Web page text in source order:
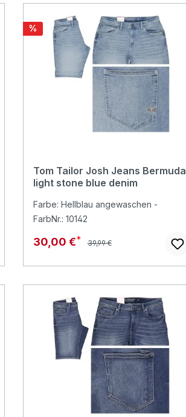
Rabatt
%
Tom Tailor Josh Jeans Bermuda
light stone blue denim
Farbe: Hellblau angewaschen -
FarbNr.: 10142
Verkaufspreis:
30,00 € Regulärer Preis:
39,99 €